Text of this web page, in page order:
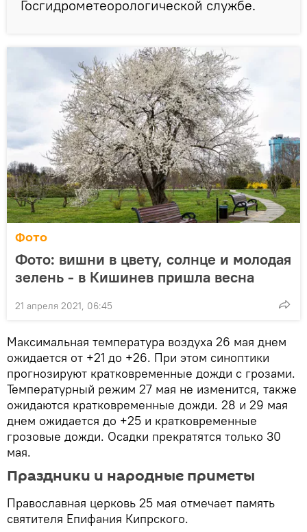
Госгидрометеорологической службе.
Фото
Фото: вишни в цвету, солнце и молодая
зелень - в Кишинев пришла весна
21 апреля 2021, 06:45
Максимальная температура воздуха 26 мая днем
ожидается от +21 до +26. При этом синоптики
прогнозируют кратковременные дожди с грозами.
Температурный режим 27 мая не изменится, также
ожидаются кратковременные дожди. 28 и 29 мая
днем ожидается до +25 и кратковременные
грозовые дожди. Осадки прекратятся только 30
мая.
Праздники и народные приметы
Православная церковь 25 мая отмечает память
святителя Епифания Кипрского.